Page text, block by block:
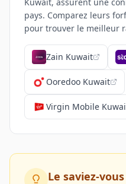
pays. Comparez leurs
pour trouver le meilleur
Zain Kuwait
Ooredoo Kuwait
Virgin Mobile
Le saviez-vous